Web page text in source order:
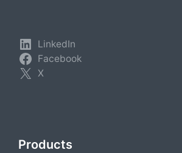
LinkedIn
Facebook
X
Products